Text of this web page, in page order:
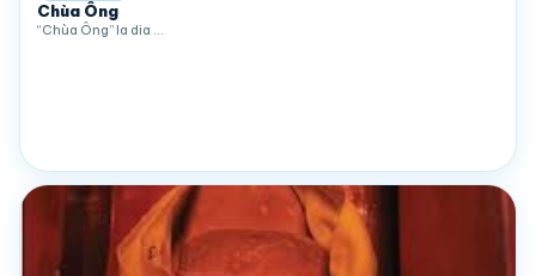
Chùa Ông
“Chùa Ông” la dia …